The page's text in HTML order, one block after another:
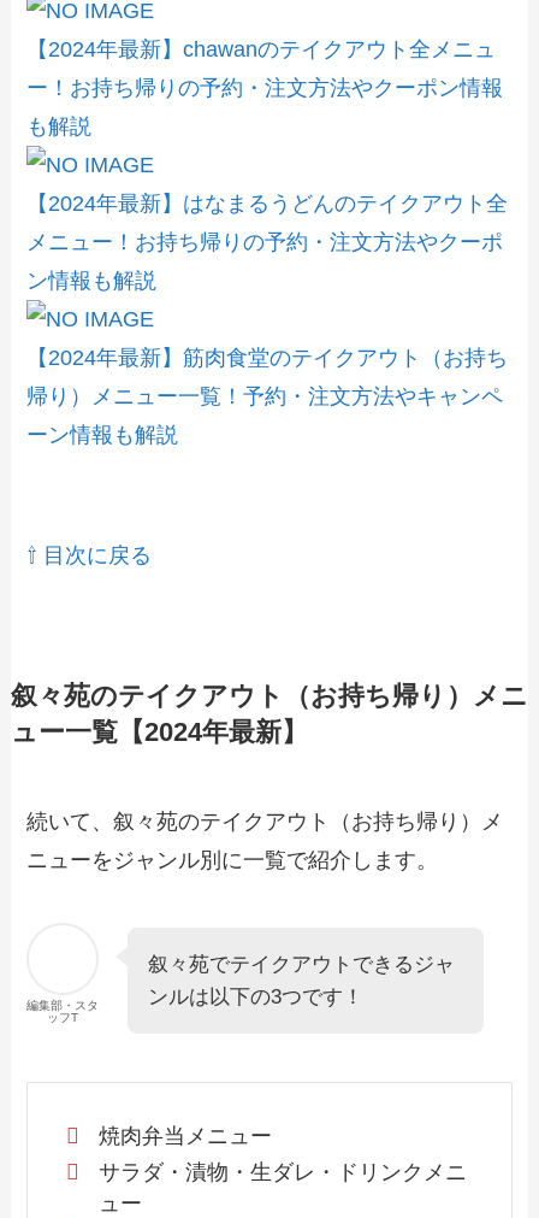
【2024年最新】chawanのテイクアウト全メニュ
ー！お持ち帰りの予約・注文方法やクーポン情報
も解説
【2024年最新】はなまるうどんのテイクアウト全
メニュー！お持ち帰りの予約・注文方法やクーポ
ン情報も解説
【2024年最新】筋肉食堂のテイクアウト（お持ち
帰り）メニュー一覧！予約・注文方法やキャンペ
ーン情報も解説
⇧ 目次に戻る
叙々苑のテイクアウト（お持ち帰り）メニ
ュー一覧【2024年最新】
続いて、叙々苑のテイクアウト（お持ち帰り）メ
ニューをジャンル別に一覧で紹介します。
編集部・スタ
ッフT
叙々苑でテイクアウトできるジャ
ンルは以下の3つです！
焼肉弁当メニュー
サラダ・漬物・生ダレ・ドリンクメニ
ュー